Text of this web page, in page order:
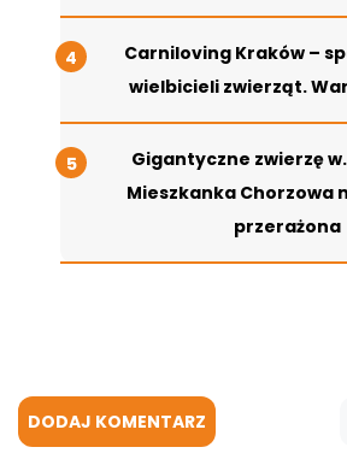
Carniloving Kraków –
wielbicieli zwierząt.
Gigantyczne zwierzę
Mieszkanka Chorzowa
przerażona
DODAJ KOMENTARZ